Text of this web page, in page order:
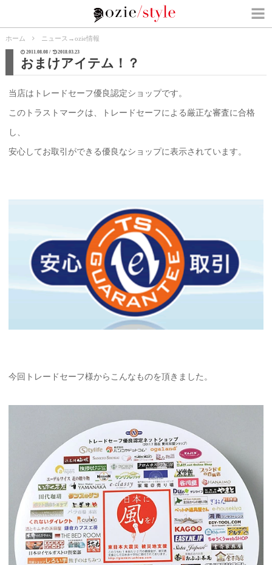
ホーム ニュース →ozie情報
2011.08.08 / 2018.03.23
おまけアイテム！？
当店はトレードセーフ優良認定ショップです。
このトラストマークは、トレードセーフによる厳正な審査に合格
し、
安心してお取引ができる優良なショップに表示されています。
今回トレードセーフ様からこんなものを頂きました。